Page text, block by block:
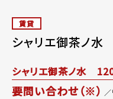
賃貸
シャリエ御茶ノ水
シャリエ御茶ノ水
要問い合わせ（※）